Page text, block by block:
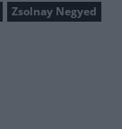
Zsolnay Negyed